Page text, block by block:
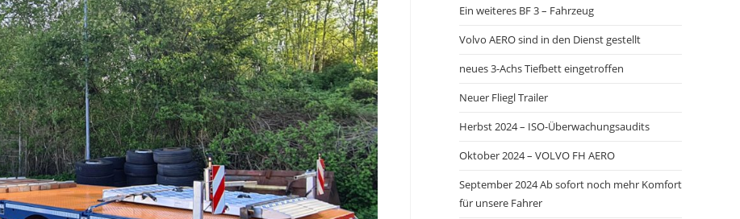
Ein weiteres BF 3 – Fahrzeug
Volvo AERO sind in den Dienst gestellt
neues 3-Achs Tiefbett eingetroffen
Neuer Fliegl Trailer
Herbst 2024 – ISO-Überwachungsaudits
Oktober 2024 – VOLVO FH AERO
September 2024 Ab sofort noch mehr Komfort
für unsere Fahrer